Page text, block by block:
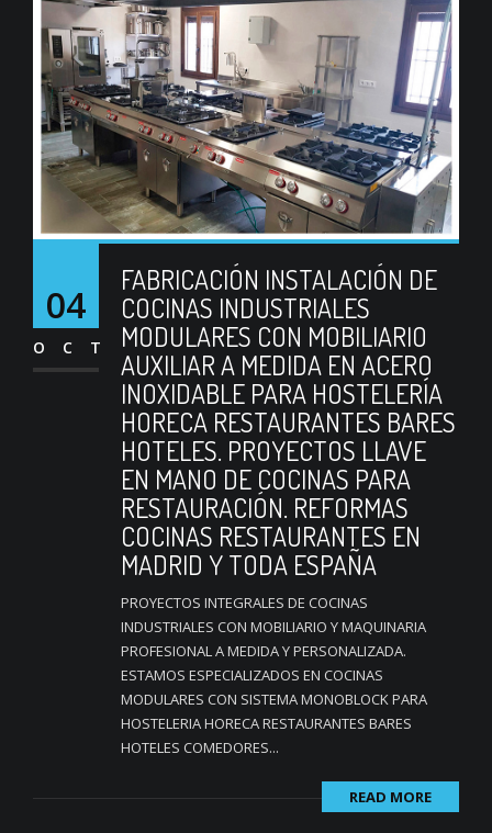
04
OCT
FABRICACIÓN INSTALACIÓN DE
COCINAS INDUSTRIALES
MODULARES CON MOBILIARIO
AUXILIAR A MEDIDA EN ACERO
INOXIDABLE PARA HOSTELERÍA
HORECA RESTAURANTES BARES
HOTELES. PROYECTOS LLAVE
EN MANO DE COCINAS PARA
RESTAURACIÓN. REFORMAS
COCINAS RESTAURANTES EN
MADRID Y TODA ESPAÑA
PROYECTOS INTEGRALES DE COCINAS
INDUSTRIALES CON MOBILIARIO Y MAQUINARIA
PROFESIONAL A MEDIDA Y PERSONALIZADA.
ESTAMOS ESPECIALIZADOS EN COCINAS
MODULARES CON SISTEMA MONOBLOCK PARA
HOSTELERIA HORECA RESTAURANTES BARES
HOTELES COMEDORES...
READ MORE